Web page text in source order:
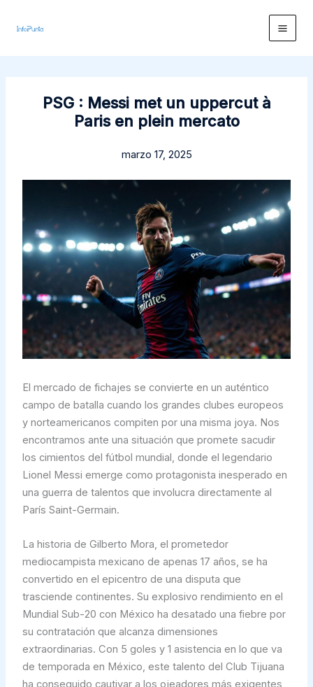
PSG : Messi met un uppercut à
Paris en plein mercato
marzo 17, 2025
El mercado de fichajes se convierte en un auténtico
campo de batalla cuando los grandes clubes europeos
y norteamericanos compiten por una misma joya. Nos
encontramos ante una situación que promete sacudir
los cimientos del fútbol mundial, donde el legendario
Lionel Messi emerge como protagonista inesperado en
una guerra de talentos que involucra directamente al
París Saint-Germain.
La historia de Gilberto Mora, el prometedor
mediocampista mexicano de apenas 17 años, se ha
convertido en el epicentro de una disputa que
trasciende continentes. Su explosivo rendimiento en el
Mundial Sub-20 con México ha desatado una fiebre por
su contratación que alcanza dimensiones
extraordinarias. Con 5 goles y 1 asistencia en lo que va
de temporada en México, este talento del Club Tijuana
ha conseguido cautivar a los ojeadores más exigentes